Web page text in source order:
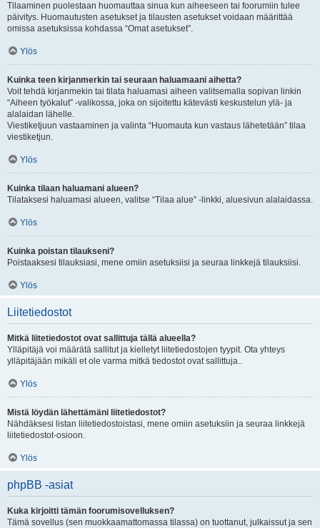
Tilaaminen puolestaan huomauttaa sinua kun aiheeseen tai foorumiin tulee
päivitys. Huomautusten asetukset ja tilausten asetukset voidaan määrittää
omissa asetuksissa kohdassa “Omat asetukset”.
Ylös
Kuinka teen kirjanmerkin tai seuraan haluamaani aihetta?
Voit tehdä kirjanmekin tai tilata haluamasi aiheen valitsemalla sopivan linkin
“Aiheen työkalut” -valikossa, joka on sijoitettu kätevästi keskustelun ylä- ja
alalaidan lähelle.
Viestiketjuun vastaaminen ja valinta “Huomauta kun vastaus lähetetään” tilaa
viestiketjun.
Ylös
Kuinka tilaan haluamani alueen?
Tilataksesi haluamasi alueen, valitse “Tilaa alue” -linkki, aluesivun alalaidassa.
Ylös
Kuinka poistan tilaukseni?
Poistaaksesi tilauksiasi, mene omiin asetuksiisi ja seuraa linkkejä tilauksiisi.
Ylös
Liitetiedostot
Mitkä liitetiedostot ovat sallittuja tällä alueella?
Ylläpitäjä voi määrätä sallitut ja kielletyt liitetiedostojen tyypit. Ota yhteys
ylläpitäjään mikäli et ole varma mitkä tiedostot ovat sallittuja..
Ylös
Mistä löydän lähettämäni liitetiedostot?
Nähdäksesi listan liitetiedostoistasi, mene omiin asetuksiin ja seuraa linkkejä
liitetiedostot-osioon.
Ylös
phpBB -asiat
Kuka kirjoitti tämän foorumisovelluksen?
Tämä sovellus (sen muokkaamattomassa tilassa) on tuottanut, julkaissut ja sen